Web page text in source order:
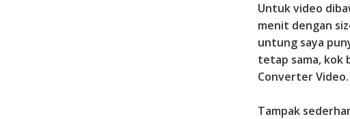
Untuk video
menit dengan
untung saya
tetap sama, kok
Converter Video.
Tampak